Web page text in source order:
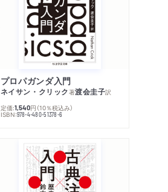
著作者プロフィール
プロパガンダ入門
ネイサン・クリック著渡会圭子訳
定価:1,540円 （10％税込み）
ISBN:978-4-480-51378-6